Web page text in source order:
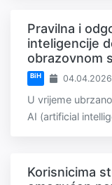
Pravilna i
inteligencije
obrazovnom
BiH
U vrijeme
AI (artificial
Korisnicima